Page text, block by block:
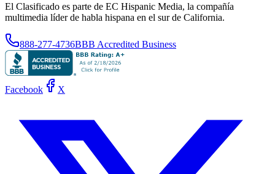
El Clasificado es parte de EC Hispanic Media, la compañía
multimedia líder de habla hispana en el sur de California.
888-277-4736BBB Accredited Business
Facebook X